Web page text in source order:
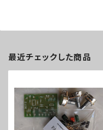
最近チェックした商品